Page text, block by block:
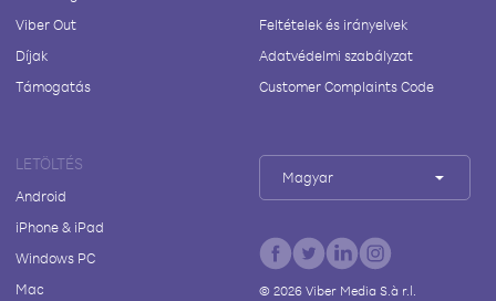
Viber Out
Díjak
Támogatás
Feltételek és irányelvek
Adatvédelmi szabályzat
Customer Complaints Code
LETÖLTÉS
Android
iPhone & iPad
Windows PC
Mac
Magyar
© 2026Viber Media S.à r.l.